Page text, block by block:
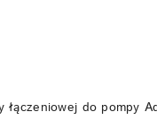
łączeniowej do pompy